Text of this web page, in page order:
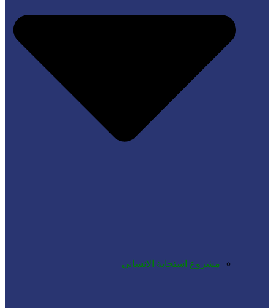
مشروع استجابة الانساني